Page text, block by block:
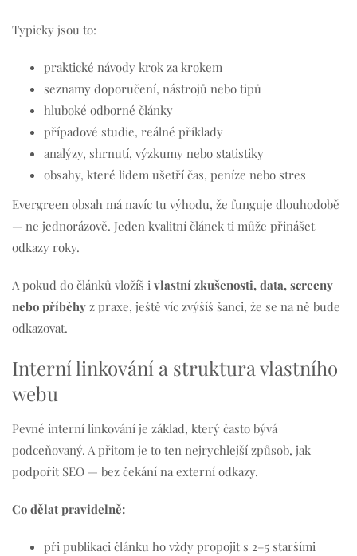
Typicky jsou to:
praktické návody krok za krokem
seznamy doporučení, nástrojů nebo tipů
hluboké odborné články
případové studie, reálné příklady
analýzy, shrnutí, výzkumy nebo statistiky
obsahy, které lidem ušetří čas, peníze nebo stres
Evergreen obsah má navíc tu výhodu, že funguje dlouhodobě
— ne jednorázově. Jeden kvalitní článek ti může přinášet
odkazy roky.
A pokud do článků vložíš i vlastní zkušenosti, data, screeny
nebo příběhy z praxe, ještě víc zvýšíš šanci, že se na ně bude
odkazovat.
Interní linkování a struktura vlastního
webu
Pevné interní linkování je základ, který často bývá
podceňovaný. A přitom je to ten nejrychlejší způsob, jak
podpořit SEO — bez čekání na externí odkazy.
Co dělat pravidelně:
při publikaci článku ho vždy propojit s 2–5 staršími